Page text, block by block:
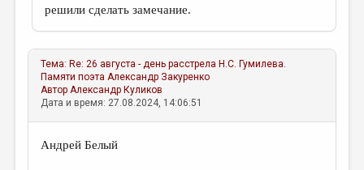
решили сделать замечание.
Тема: Re: 26 августа - день расстрела Н.С. Гумилева.
Памяти поэта Александр Закуренко
АвторАлександр Куликов
Дата и время: 27.08.2024, 14:06:51
Андрей Белый